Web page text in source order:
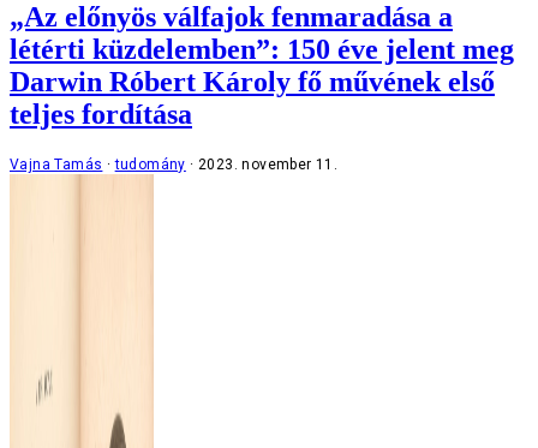
„Az előnyös válfajok fenmaradása a
létérti küzdelemben”: 150 éve jelent meg
Darwin Róbert Károly fő művének első
teljes fordítása
Vajna Tamás tudomány 2023. november 11.